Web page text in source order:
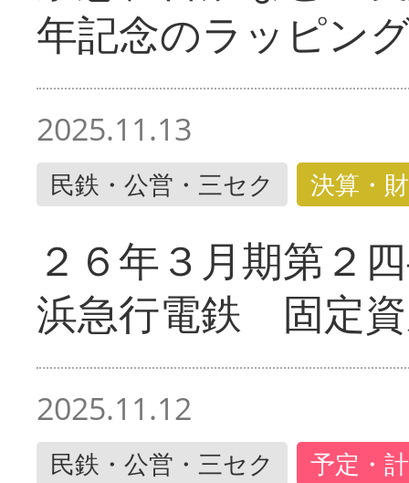
年記念のラッピン
2025.11.13
民鉄・公営・三セク 決算・
２６年３月期第２
浜急行電鉄 固定
2025.11.12
民鉄・公営・三セク 予定・